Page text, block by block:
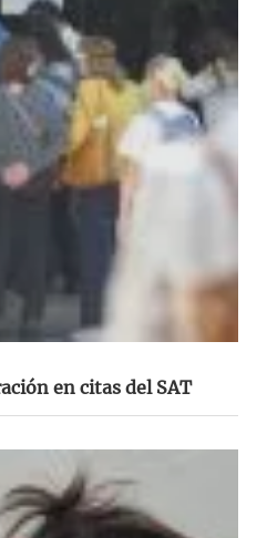
en citas del SAT